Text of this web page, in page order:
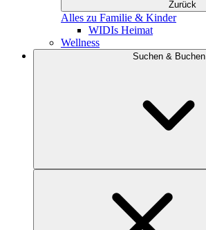
Zurück
Alles zu Familie & Kinder
WIDIs Heimat
Wellness
Suchen & Buchen